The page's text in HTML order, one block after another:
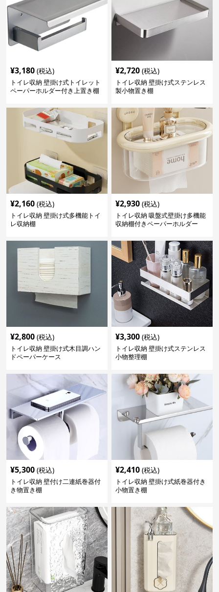
¥3,180 (税込)
トイレ収納 壁掛け式トイレット
ペーパーホルダー付き上置き棚
¥2,720 (税込)
トイレ収納 壁掛け式ステンレス
製小物置き棚
¥2,160 (税込)
トイレ収納 壁掛け式多機能トイ
レ収納棚
¥2,930 (税込)
トイレ収納 吸盤式壁掛け多機能
収納棚付きペーパーホルダー
¥2,800 (税込)
トイレ収納 壁掛け式木目調ハン
ドペーパーケース
¥3,300 (税込)
トイレ収納 壁掛け式ステンレス
小物整理棚
¥5,300 (税込)
トイレ収納 壁付け二連紙巻器付
き物置き棚
¥2,410 (税込)
トイレ収納 壁掛け式紙巻器付き
小物置き棚